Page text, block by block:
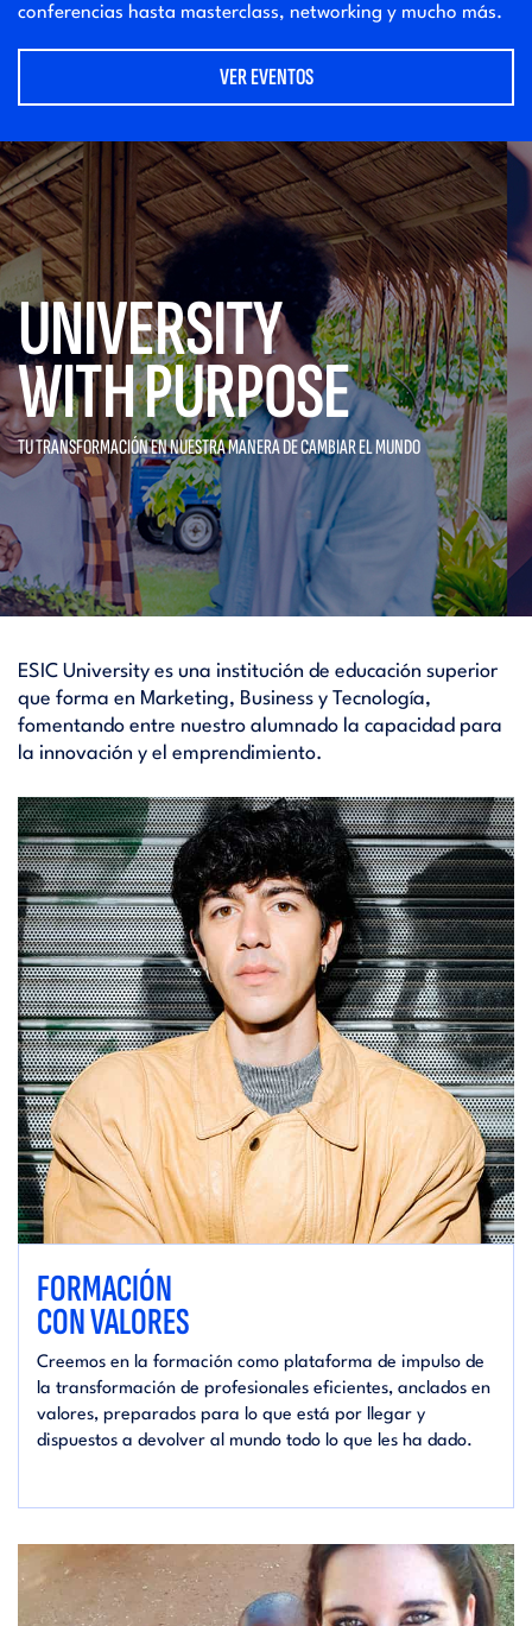
conferencias hasta masterclass, networking y mucho más.
VER EVENTOS
UNIVERSITY
WITH PURPOSE
TU TRANSFORMACIÓN EN NUESTRAMANERA DE CAMBIAR EL MUNDO
ESIC University es una institución de educación superior
que forma en Marketing, Business y Tecnología,
fomentando entre nuestro alumnado la capacidad para
la innovación y el emprendimiento.
FORMACIÓN
CON VALORES
Creemos en la formación como plataforma de impulso de
la transformación de profesionales eficientes, anclados en
valores, preparados para lo que está por llegar y
dispuestos a devolver al mundo todo lo que les ha dado.